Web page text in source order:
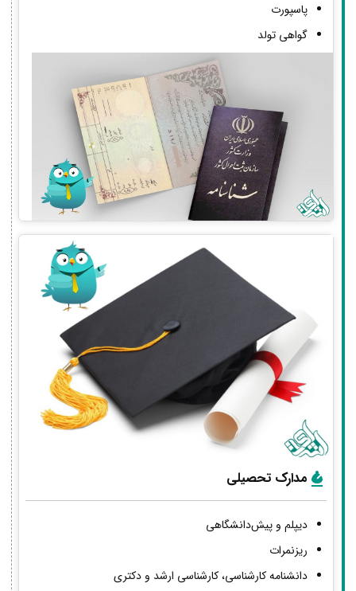
پاسپورت
گواهی تولد
مدارک تحصیلی
دیپلم و پیش‌دانشگاهی
ریزنمرات
دانشنامه کارشناسی، کارشناسی ارشد و دکتری